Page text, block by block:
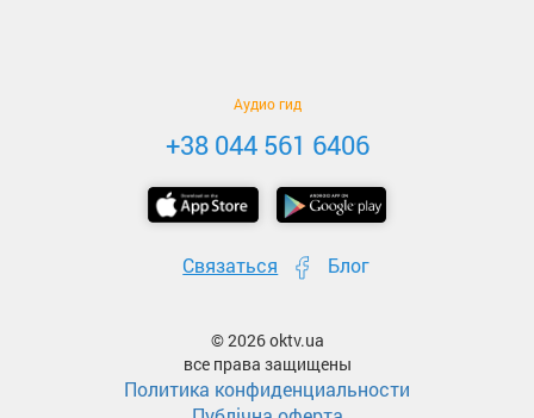
Аудио гид
+38 044 561 6406
Связаться Блог
© 2026 oktv.ua
все права защищены
Политика конфиденциальности